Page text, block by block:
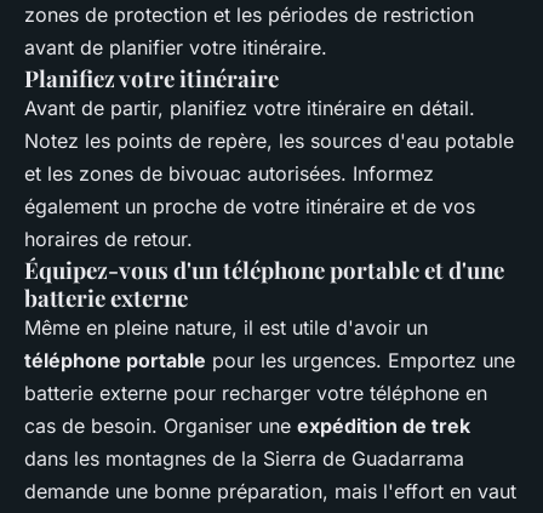
zones de protection et les périodes de restriction
avant de planifier votre itinéraire.
Planifiez votre itinéraire
Avant de partir, planifiez votre itinéraire en détail.
Notez les points de repère, les sources d'eau potable
et les zones de bivouac autorisées. Informez
également un proche de votre itinéraire et de vos
horaires de retour.
Équipez-vous d'un téléphone portable et d'une
batterie externe
Même en pleine nature, il est utile d'avoir un
téléphone portable pour les urgences. Emportez une
batterie externe pour recharger votre téléphone en
cas de besoin. Organiser une expédition de trek
dans les montagnes de la Sierra de Guadarrama
demande une bonne préparation, mais l'effort en vaut